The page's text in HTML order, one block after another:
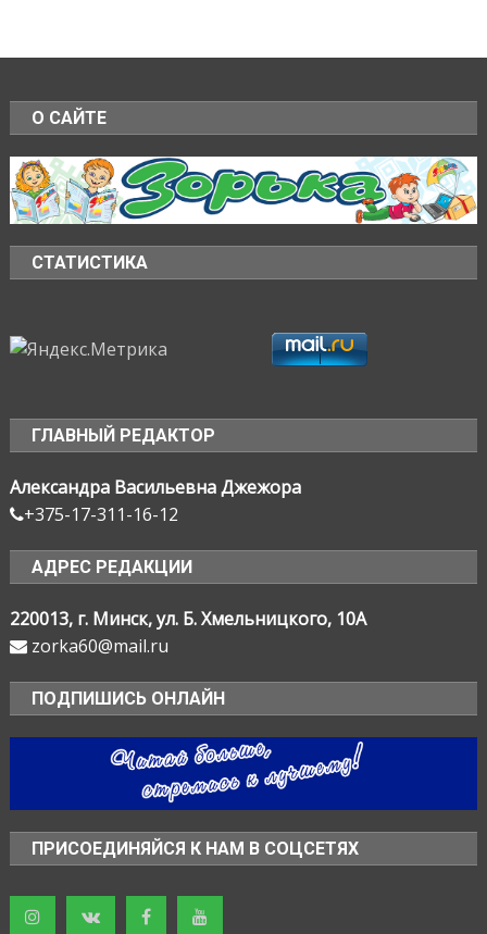
О САЙТЕ
СТАТИСТИКА
ГЛАВНЫЙ РЕДАКТОР
Александра Васильевна Джежора
+375-17-311-16-12
АДРЕС РЕДАКЦИИ
220013, г. Минск, ул. Б. Хмельницкого, 10А
zorka60@mail.ru
ПОДПИШИСЬ ОНЛАЙН
ПРИСОЕДИНЯЙСЯ К НАМ В СОЦСЕТЯХ